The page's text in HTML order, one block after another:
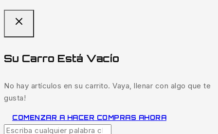
Su Carro Está Vacío
No hay artículos en su carrito. Vaya, llenar con algo que te
gusta!
COMENZAR A HACER COMPRAS AHORA